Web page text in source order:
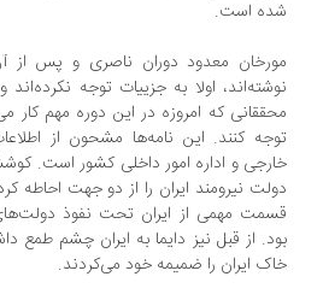
است.
معدود دوران ناصری و پس از آن نیز که
اولا به جزییات توجه نکرده‌اند و
که امروزه در این دوره مهم کار می‌کنند،
کنند. این نامه‌ها مشحون از اطلاعات
و اداره امور داخلی کشور است. کوشش‌های
نیرومند ایران را از دو جهت احاطه کرده
مهمی از ایران تحت نفوذ دولت‌های
از قبل نیز دایما به ایران چشم طمع داشتند
ایران را ضمیمه خود می‌کردند.